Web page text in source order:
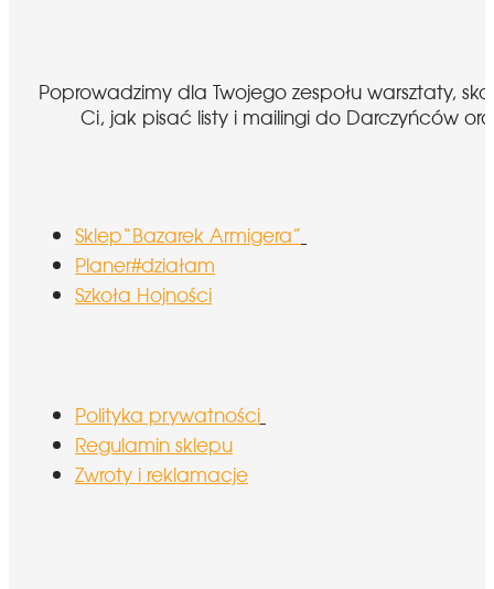
Poprowadzimy dla Twojego zespołu warsztaty,
Ci, jak pisać listy i mailingi do Darczyńców
Sklep“Bazarek Armigera”
Planer#działam
Szkoła Hojności
Polityka prywatności
Regulamin sklepu
Zwroty i reklamacje